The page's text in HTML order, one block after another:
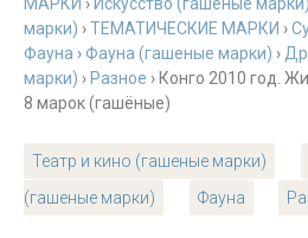
марки) ›ТЕМАТИЧЕСКИЕ МАРКИ ›
Фауна ›Фауна (гашеные марки) ›
марки) › Разное › Конго 2010 год.
8 марок (гашёные)
Театр и кино (гашеные марки)
(гашеные марки)
Фауна